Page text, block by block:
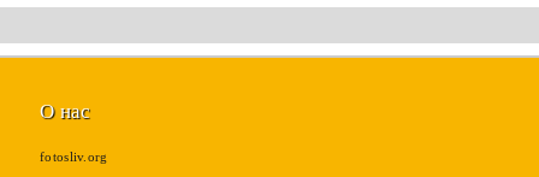
О нас
fotosliv.org